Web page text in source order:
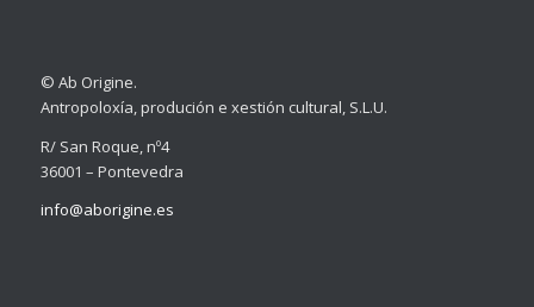
© Ab Origine.
Antropoloxía, produción e xestión cultural, S.L.U.
R/ San Roque, nº4
36001 – Pontevedra
info@aborigine.es